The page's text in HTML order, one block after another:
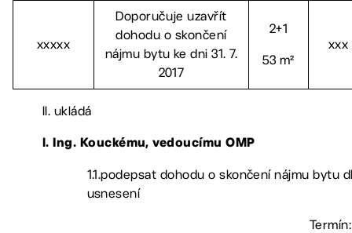
xxxxx
Doporučuje uzavřít
dohodu o skončení
nájmu bytu ke dni 31. 7.
2017
2+1
53 m²
xxx
II. ukládá
l. Ing. Kouckému, vedoucímu OMP
1.1.podepsat dohodu o skončení nájmu bytu
usnesení